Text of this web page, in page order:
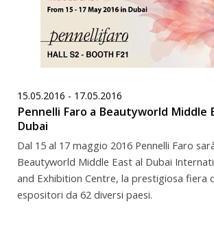
15.05.2016 - 17.05.2016
Pennelli Faro a Beautyworld Middle
Dubai
Dal 15 al 17 maggio 2016 Pennelli Faro
Beautyworld Middle East al Dubai
and Exhibition Centre, la prestigiosa fiera
espositori da 62 diversi paesi.